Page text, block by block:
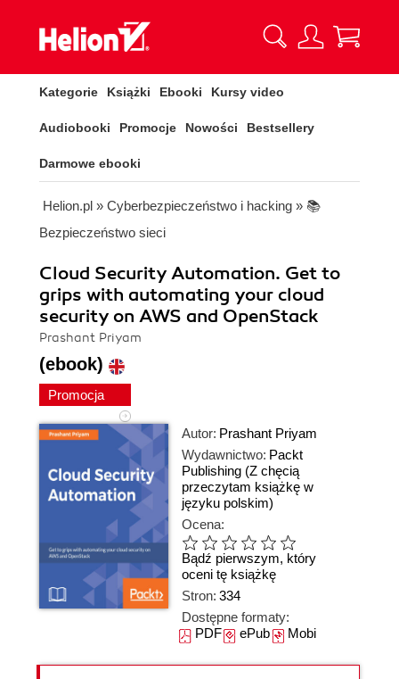
Kategorie Książki Ebooki Kursy video
Audiobooki Promocje Nowości Bestsellery
Darmowe ebooki
Helion.pl » Cyberbezpieczeństwo i hacking » 📚
Bezpieczeństwo sieci
Cloud Security Automation. Get to
grips with automating your cloud
security on AWS and OpenStack
Prashant Priyam
(ebook)
Promocja
Autor: Prashant Priyam
Wydawnictwo: Packt
Publishing (Z chęcią
przeczytam książkę w
języku polskim)
Ocena:
Bądź pierwszym, który
oceni tę książkę
Stron: 334
Dostępne formaty:
PDFePubMobi